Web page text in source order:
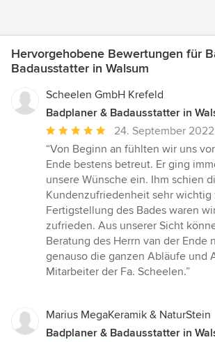
Hervorgehobene Bewertungen für
Badausstatter in Walsum
Scheelen GmbH Krefeld
Badplaner & Badausstatter in
Durchschnittliche
Bewertung:
5
von
5
Sternen
24. September 2022
“Von Beginn an fühlten wir uns
Ende bestens betreut. Er ging
unsere Wünsche ein. Ihm schien
Kundenzufriedenheit sehr wichtig
Fertigstellung des Bades waren
zufrieden. Aus unserer Sicht
Beratung des Herrn van der Ende
genauso die ganzen Abläufe und
Mitarbeiter der Fa. Scheelen.”
Marius MegaKeramik & NaturStein
Badplaner & Badausstatter in